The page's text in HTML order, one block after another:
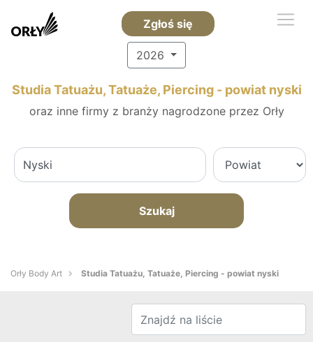
Zgłoś się
2026
Studia Tatuażu, Tatuaże, Piercing - powiat nyski
oraz inne firmy z branży nagrodzone przez Orły
Szukaj
Orły Body Art Studia Tatuażu, Tatuaże, Piercing - powiat nyski